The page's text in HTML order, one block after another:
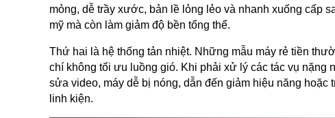
mỏng, dễ trầy xước, bản lề lỏng lẻo và nhanh xuống cấp
mỹ mà còn làm giảm độ bền tổng thể.
Thứ hai là hệ thống tản nhiệt. Những mẫu máy rẻ tiền
chí không tối ưu luồng gió. Khi phải xử lý các tác vụ nặng
sửa video, máy dễ bị nóng, dẫn đến giảm hiệu năng hoặc
linh kiện.